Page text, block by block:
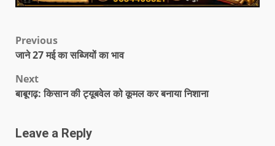
Previous
जाने 27 मई का सब्जियों का भाव
Next
बाबूगढ़: किसान की ट्यूबवेल को कूमल कर बनाया निशाना
Leave a Reply